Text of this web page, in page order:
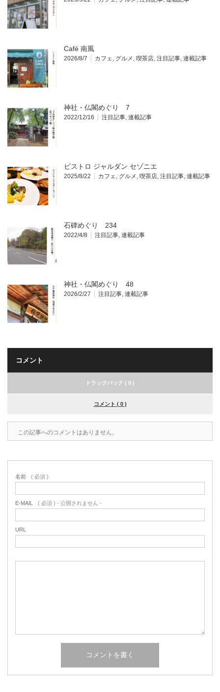
Café 南風
2026/8/7 カフェ, グルメ , 喫茶店, 注目記事, 連載記事
神社・仏閣めぐり 7
2022/12/16 注目記事, 連載記事
ビストロ ジャルダン セゾニエ
2025/8/22 カフェ, グルメ , 喫茶店, 注目記事, 連載記事
石碑めぐり 234
2022/4/8 注目記事, 連載記事
神社・仏閣めぐり 48
2026/2/27 注目記事, 連載記事
コメント
トラックバック ( 0 )
コメント ( 0 )
この記事へのコメントはありません。
名前 ( 必須 )
E-MAIL ( 必須 ) - 公開されません -
URL